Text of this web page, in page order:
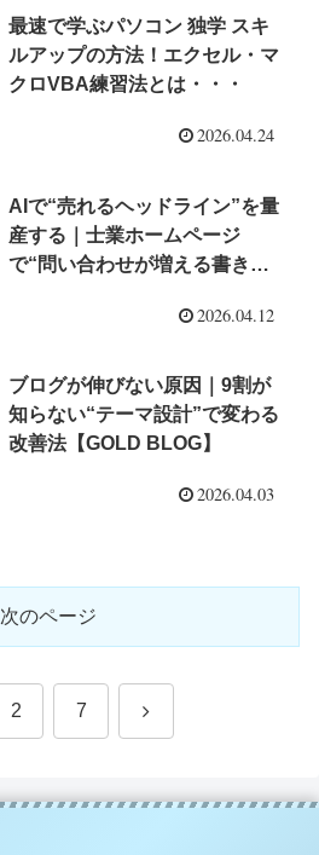
最速で学ぶパソコン 独学 スキ
ルアップの方法！エクセル・マ
クロVBA練習法とは・・・
2026.04.24
AIで“売れるヘッドライン”を量
産する｜士業ホームページ
で“問い合わせが増える書き
2026.04.12
ブログが伸びない原因｜9割が
知らない“テーマ設計”で変わる
改善法【GOLD BLOG】
2026.04.03
次のページ
2 7 次